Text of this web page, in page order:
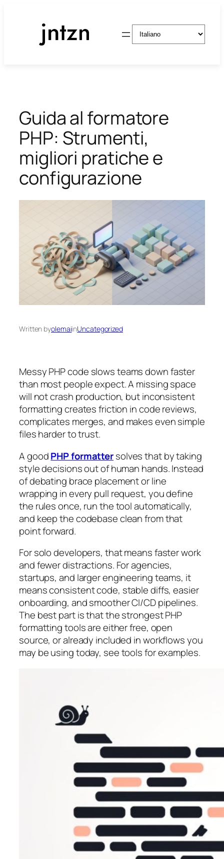
Scegli
una
Guida al formatore
PHP: Strumenti,
migliori pratiche e
configurazione
Written byolemaiinUncategorized
Messy PHP code slows teams down faster
than most people expect. A missing space
will not crash production, but inconsistent
formatting creates friction in code reviews,
complicates merges, and makes even simple
files harder to trust.
A goodPHP formattersolves that by taking
style decisions out of human hands. Instead
of debating brace placement or line
wrapping in every pull request, you define
the rules once, run the tool automatically,
and keep the codebase clean from that
point forward.
For solo developers, that means faster work
and fewer distractions. For agencies,
startups, and larger engineering teams, it
means consistent code, stable diffs, easier
onboarding, and smoother CI/CD pipelines.
The best part is that the strongest PHP
formatting tools are either free, open
source, or already included in workflows you
may be using today, see tools for examples.